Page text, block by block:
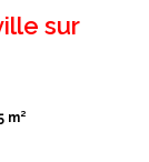
sur
m²